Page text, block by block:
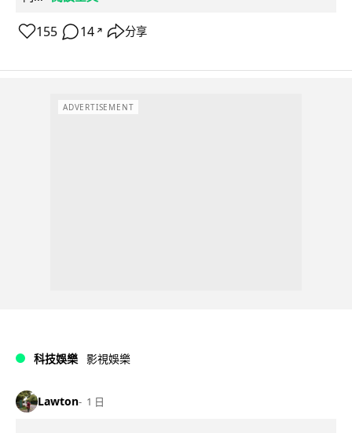
155 14 ↗ 分享
ADVERTISEMENT
科技娛樂 影視娛樂
Lawton 1 日